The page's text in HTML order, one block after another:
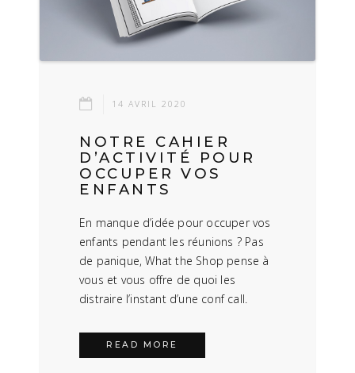
14 AVRIL 2020
NOTRE CAHIER
D’ACTIVITÉ POUR
OCCUPER VOS
ENFANTS
En manque d’idée pour occuper vos
enfants pendant les réunions ? Pas
de panique, What the Shop pense à
vous et vous offre de quoi les
distraire l’instant d’une conf call.
READ MORE